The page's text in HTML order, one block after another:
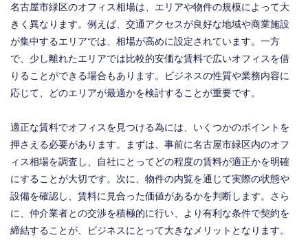
名古屋市緑区のオフィス相場は、エリアや物件の規模によって大
きく異なります。例えば、交通アクセスが良好な地域や商業施設
が集中するエリアでは、相場が高めに設定されています。一方
で、少し離れたエリアでは比較的安価な賃料で広いオフィスを借
りることができる場合もあります。ビジネスの性質や業務内容に
応じて、どのエリアが最適かを検討することが重要です。
適正な賃料でオフィスを見つける為には、いくつかのポイントを
押さえる必要があります。まずは、事前に名古屋市緑区内のオフ
ィス相場を調査し、自社にとってどの程度の賃料が適正かを明確
にすることが大切です。次に、物件の内覧を通じて実際の状態や
設備を確認し、賃料に見合った価値があるかを判断します。さら
に、仲介業者との交渉を積極的に行い、より有利な条件で契約を
締結することが、ビジネスにとって大きなメリットとなります。